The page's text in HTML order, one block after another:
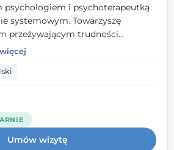
psychologiem i psychoterapeutką
systemowym. Towarzyszę
przeżywającym trudności
relacyjne albo znajdującym
Liczy się dla mnie
oparta na zaufaniu relacja
w której każdy poczuje się
i potraktowany z szacunkiem.
Umów wizytę